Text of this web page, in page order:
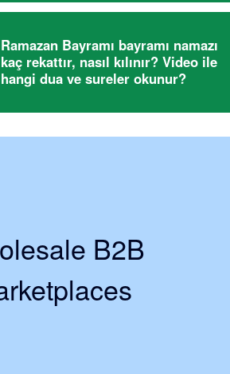
Ramazan Bayramı bayramı namazı
kaç rekattır, nasıl kılınır? Video ile
hangi dua ve sureler okunur?
B2B